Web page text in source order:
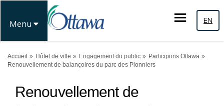
Menu EN
Vous êtes ici:
Accueil Hôtel de ville Engagement du public
Participons Ottawa
Renouvellement de balançoires du parc des Pionniers
Renouvellement de